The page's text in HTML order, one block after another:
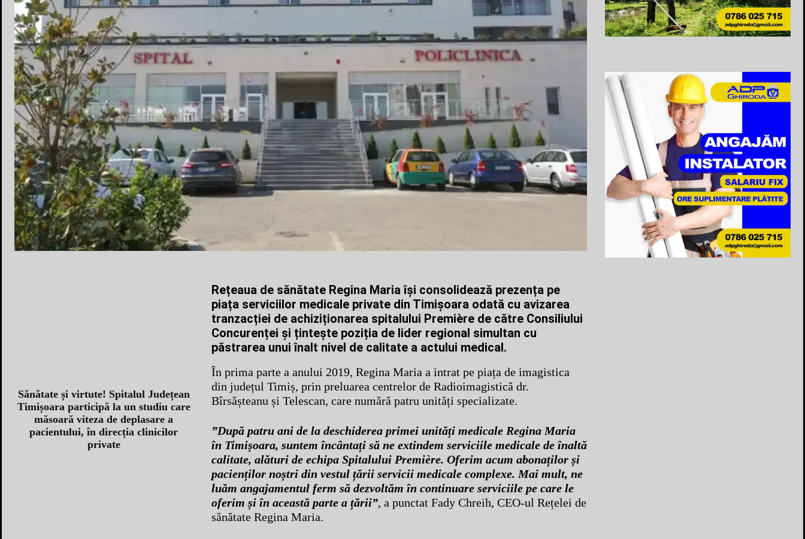
Sănătate și virtute! Spitalul Județean
Timișoara participă la un studiu care
măsoară viteza de deplasare a
pacientului, în direcția clinicilor
private
Rețeaua de sănătate Regina Maria își consolidează prezența pe
piața serviciilor medicale private din Timișoara odată cu avizarea
tranzacției de achiziționarea spitalului Première de către Consiliului
Concurenței și țintește poziția de lider regional simultan cu
păstrarea unui înalt nivel de calitate a actului medical.
În prima parte a anului 2019, Regina Maria a intrat pe piața de imagistica
din județul Timiș, prin preluarea centrelor de Radioimagistică dr.
Bîrsășteanu și Telescan, care numără patru unități specializate.
”După patru ani de la deschiderea primei unități medicale Regina Maria
în Timișoara, suntem încântați să ne extindem serviciile medicale de înaltă
calitate, alături de echipa Spitalului Première. Oferim acum abonaților și
pacienților noștri din vestul țării servicii medicale complexe. Mai mult, ne
luăm angajamentul ferm să dezvoltăm în continuare serviciile pe care le
oferim și în această parte a țării”, a punctat Fady Chreih, CEO-ul Rețelei de
sănătate Regina Maria.